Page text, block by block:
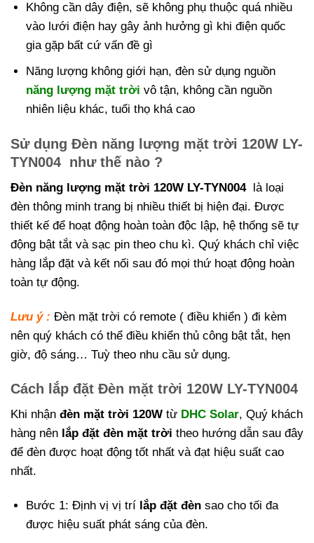
Không cần dây điện, sẽ không phụ thuộc quá nhiều
vào lưới điện hay gây ảnh hưởng gì khi điện quốc
gia gặp bất cứ vấn đề gì
Năng lượng không giới hạn, đèn sử dụng nguồn
năng lượng mặt trời vô tận, không cần nguồn
nhiên liệu khác, tuổi thọ khá cao
Sử dụng Đèn năng lượng mặt trời 120W LY-
TYN004 như thế nào ?
Đèn năng lượng mặt trời 120W LY-TYN004là loại
đèn thông minh trang bị nhiều thiết bị hiện đại. Được
thiết kế để hoạt động hoàn toàn độc lập, hệ thống sẽ tự
động bật tắt và sạc pin theo chu kì. Quý khách chỉ việc
hàng lắp đặt và kết nối sau đó mọi thứ hoạt động hoàn
toàn tự động.
Lưu ý : Đèn mặt trời có remote ( điều khiển ) đi kèm
nên quý khách có thể điều khiển thủ công bật tắt, hẹn
giờ, độ sáng… Tuỳ theo nhu cầu sử dụng.
Cách lắp đặt Đèn mặt trời 120W LY-TYN004
Khi nhận đèn mặt trời 120W từ DHC Solar, Quý khách
hàng nên lắp đặt đèn mặt trời theo hướng dẫn sau đây
để đèn được hoạt động tốt nhất và đạt hiệu suất cao
nhất.
Bước 1: Định vị vị trí lắp đặt đènsao cho tối đa
được hiệu suất phát sáng của đèn.